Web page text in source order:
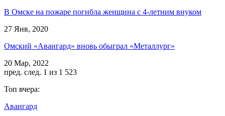
В Омске на пожаре погибла женщина с 4-летним внуком
27 Янв, 2020
Омский «Авангард» вновь обыграл «Металлург»
20 Мар, 2022
пред. след. 1 из 1 523
Топ вчера:
Авангард